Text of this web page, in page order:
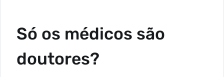
Só os médicos são
doutores?